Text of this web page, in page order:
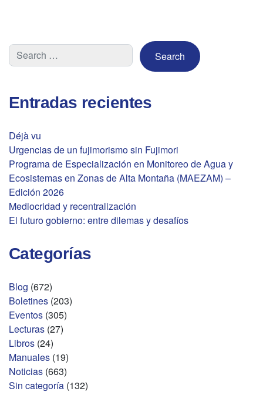
Entradas recientes
Déjà vu
Urgencias de un fujimorismo sin Fujimori
Programa de Especialización en Monitoreo de Agua y
Ecosistemas en Zonas de Alta Montaña (MAEZAM) –
Edición 2026
Mediocridad y recentralización
El futuro gobierno: entre dilemas y desafíos
Categorías
Blog (672)
Boletines (203)
Eventos (305)
Lecturas (27)
Libros (24)
Manuales (19)
Noticias (663)
Sin categoría (132)